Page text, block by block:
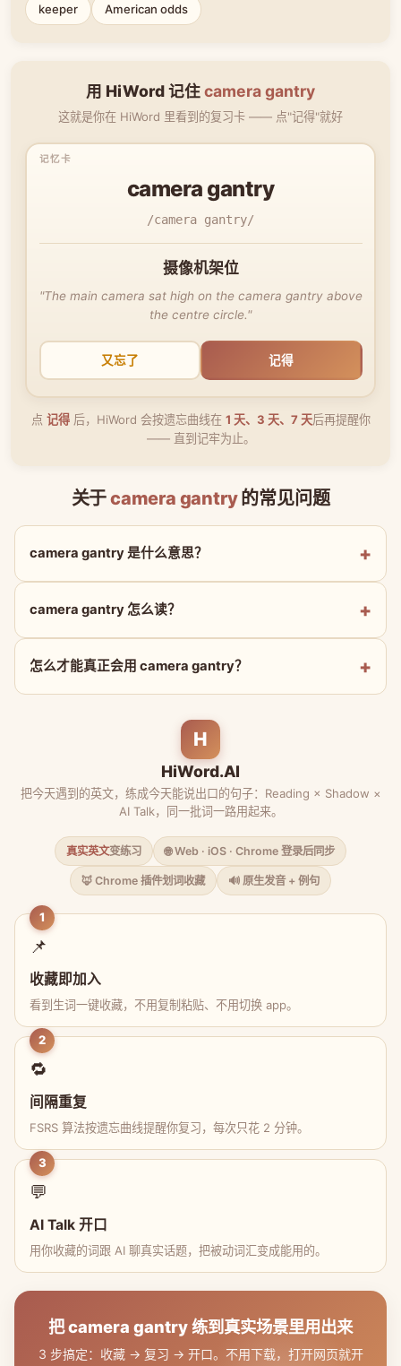
keeper American odds
用 HiWord 记住camera gantry
这就是你在 HiWord 里看到的复习卡 —— 点"记得"就好
camera gantry
/camera gantry/
摄像机架位
"The main camera sat high on the camera gantry above
the centre circle."
又忘了 记得
点 记得后，HiWord 会按遗忘曲线在 1 天、3 天、7 天后再提醒你
—— 直到记牢为止。
关于camera gantry的常见问题
camera gantry 是什么意思？
camera gantry 怎么读？
怎么才能真正会用 camera gantry？
H
HiWord.AI
把今天遇到的英文，练成今天能说出口的句子：Reading × Shadow ×
AI Talk，同一批词一路用起来。
真实英文变练习 🌐 Web · iOS · Chrome 登录后同步
🦊 Chrome 插件划词收藏 🔊 原生发音 + 例句
1
📌
收藏即加入
看到生词一键收藏，不用复制粘贴、不用切换 app。
2
🔁
间隔重复
FSRS 算法按遗忘曲线提醒你复习，每次只花 2 分钟。
3
💬
AI Talk 开口
用你收藏的词跟 AI 聊真实话题，把被动词汇变成能用的。
把 camera gantry 练到真实场景里用出来
3 步搞定：收藏 → 复习 → 开口。不用下载，打开网页就开